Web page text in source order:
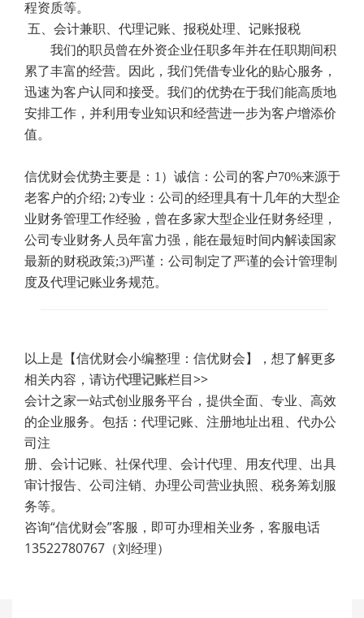
程资质等。
五、会计兼职、代理记账、报税处理、记账报税
我们的职员曾在外资企业任职多年并在任职期间积
累了丰富的经营。因此，我们凭借专业化的贴心服务，
迅速为客户认同和接受。我们的优势在于我们能高质地
安排工作，并利用专业知识和经营进一步为客户增添价
值。
信优财会优势主要是： 1 ）诚信：公司的客户70%来源于
老客户的介绍; 2)专业：公司的经理具有十几年的大型企
业财务管理工作经验，曾在多家大型企业任财务经理，
公司专业财务人员年富力强，能在最短时间内解读国家
最新的财税政策;3)严谨：公司制定了严谨的会计管理制
度及代理记账业务规范。
以上是【信优财会小编整理：信优财会】，想了解更多
相关内容，请访代理记账栏目>>
会计之家一站式创业服务平台，提供全面、专业、高效
的企业服务。包括：代理记账、注册地址出租、代办公
司注
册、会计记账、社保代理、会计代理、用友代理、出具
审计报告、公司注销、办理公司营业执照、税务筹划服
务等。
咨询“信优财会”客服，即可办理相关业务，客服电话
13522780767（刘经理）